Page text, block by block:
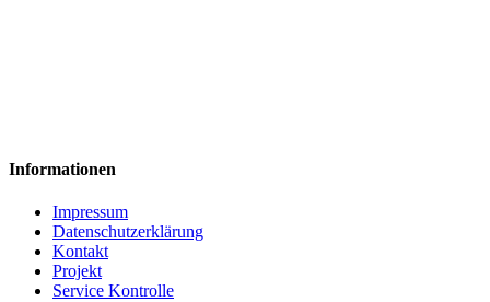
Informationen
Impressum
Datenschutzerklärung
Kontakt
Projekt
Service Kontrolle